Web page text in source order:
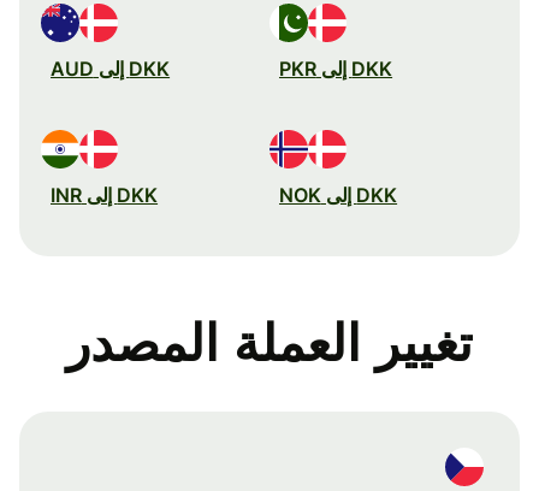
DKK إلى PKR DKK إلى AUD
DKK إلى NOK DKK إلى INR
تغيير العملة المصدر